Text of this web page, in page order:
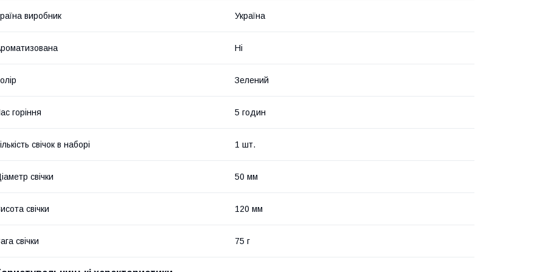
виробник Україна
Ні
Зелений
горіння 5 годин
свічок в наборі 1 шт.
свічки 50 мм
свічки 120 мм
свічки 75 г